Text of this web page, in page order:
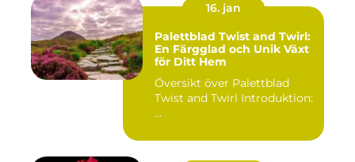
16. jan
Palettblad Twist and Twirl:
En Färgglad och Unik Växt
för Ditt Hem
Översikt över Palettblad
Twist and Twirl Introduktion:
...